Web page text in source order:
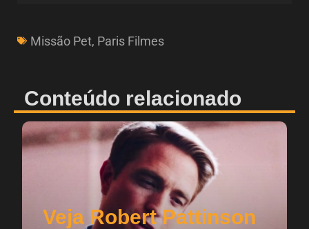
Missão Pet, Paris Filmes
Conteúdo relacionado
Veja Robert Pattinson